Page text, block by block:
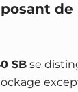
de
SBse